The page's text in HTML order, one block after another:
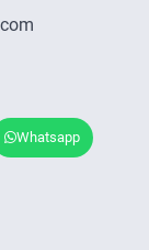
Whatsapp